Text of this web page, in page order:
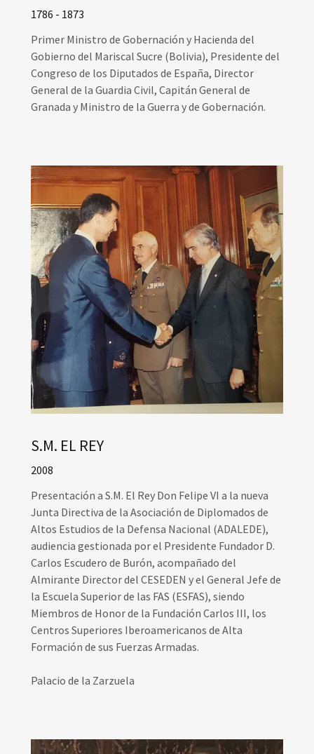
1786 - 1873
Primer Ministro de Gobernación y Hacienda del
Gobierno del Mariscal Sucre (Bolivia), Presidente del
Congreso de los Diputados de España, Director
General de la Guardia Civil, Capitán General de
Granada y Ministro de la Guerra y de Gobernación.
S.M. EL REY
2008
Presentación a S.M. El Rey Don Felipe VI a la nueva
Junta Directiva de la Asociación de Diplomados de
Altos Estudios de la Defensa Nacional (ADALEDE),
audiencia gestionada por el Presidente Fundador D.
Carlos Escudero de Burón, acompañado del
Almirante Director del CESEDEN y el General Jefe de
la Escuela Superior de las FAS (ESFAS), siendo
Miembros de Honor de la Fundación Carlos III, los
Centros Superiores Iberoamericanos de Alta
Formación de sus Fuerzas Armadas.
Palacio de la Zarzuela